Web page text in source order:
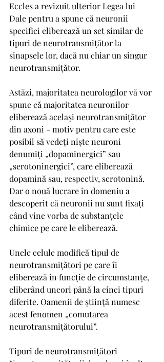
Eccles a revizuit ulterior Legea lui
Dale pentru a spune că neuronii
specifici eliberează un set similar de
tipuri de neurotransmițător la
sinapsele lor, dacă nu chiar un singur
neurotransmițător.
Astăzi, majoritatea neurologilor vă vor
spune că majoritatea neuronilor
eliberează același neurotransmițător
din axoni - motiv pentru care este
posibil să vedeți niște neuroni
denumiți „dopaminergici” sau
„serotoninergici”, care eliberează
dopamină sau, respectiv, serotonină.
Dar o nouă lucrare în domeniu a
descoperit că neuronii nu sunt fixați
când vine vorba de substanțele
chimice pe care le eliberează.
Unele celule modifică tipul de
neurotransmițători pe care îi
eliberează în funcție de circumstanțe,
eliberând uneori până la cinci tipuri
diferite. Oamenii de știință numesc
acest fenomen „comutarea
neurotransmițătorului”.
Tipuri de neurotransmițători